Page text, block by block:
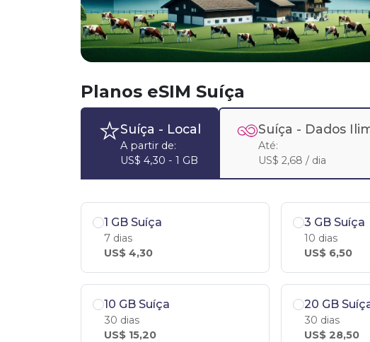
Planos eSIM Suíça
Suíça - Local
A partir de:
US$ 4,30 - 1 GB
Suíça - Dados
Até:
US$ 2,68 / dia
1 GB Suíça
7 dias
US$ 4,30
3 GB Suíça
10 dias
US$ 6,50
10 GB Suíça
30 dias
US$ 15,20
20 GB
30 dias
US$ 28,50